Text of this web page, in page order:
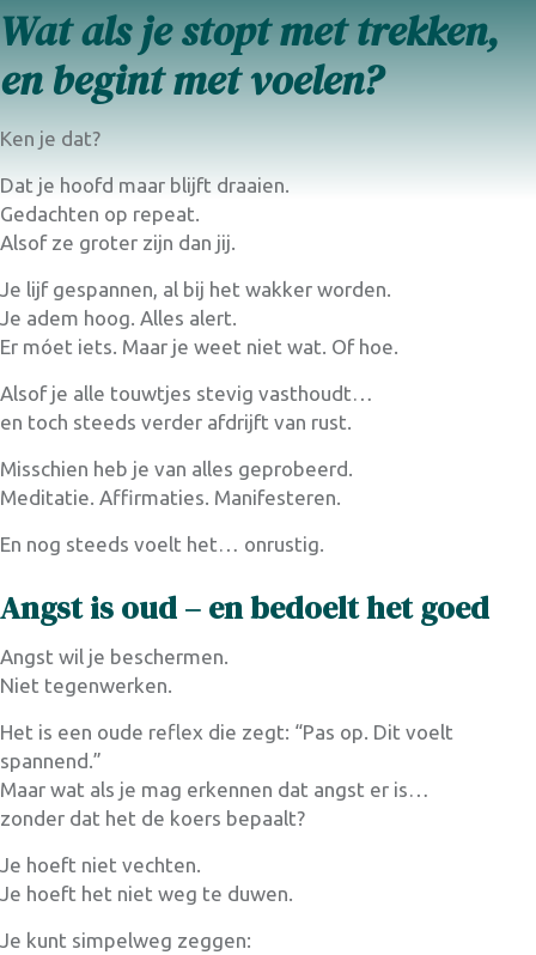
Wat als je stopt met trekken,
en begint met voelen?
Ken je dat?
Dat je hoofd maar blijft draaien.
Gedachten op repeat.
Alsof ze groter zijn dan jij.
Je lijf gespannen, al bij het wakker worden.
Je adem hoog. Alles alert.
Er móet iets. Maar je weet niet wat. Of hoe.
Alsof je alle touwtjes stevig vasthoudt…
en toch steeds verder afdrijft van rust.
Misschien heb je van alles geprobeerd.
Meditatie. Affirmaties. Manifesteren.
En nog steeds voelt het… onrustig.
Angst is oud – en bedoelt het goed
Angst wil je beschermen.
Niet tegenwerken.
Het is een oude reflex die zegt: “Pas op. Dit voelt
spannend.”
Maar wat als je mag erkennen dat angst er is…
zonder dat het de koers bepaalt?
Je hoeft niet vechten.
Je hoeft het niet weg te duwen.
Je kunt simpelweg zeggen: